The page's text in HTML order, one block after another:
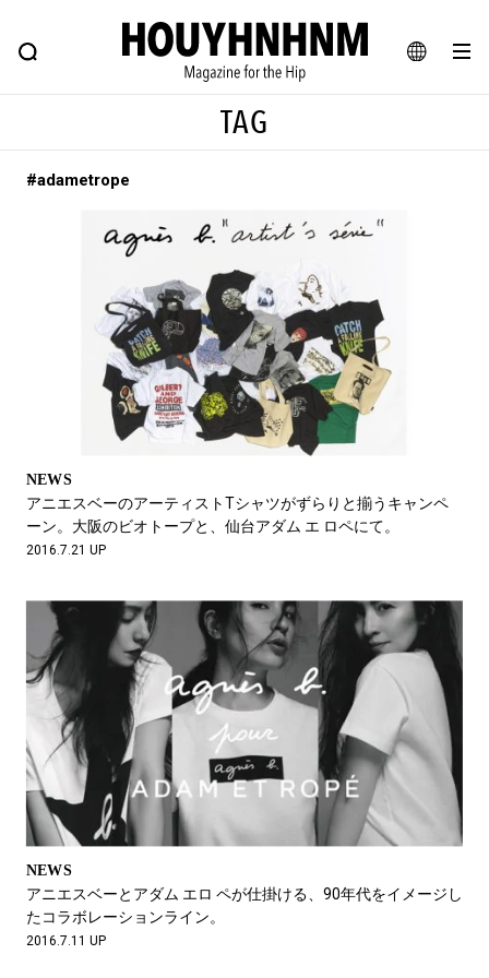
JA
FEATURE BLOG SNAP
ヒップなファッション、カルチャー、ライフスタイルWEBマガジン
#SHOPPING ADDICT #憧れの逸品
#ESSENTIAL DESIGNS #古着サミット
#NEW VINTAGE #マイナーグッド図鑑
#路地裏てぃーん。 #MONTHLY JOURNAL
#GH 銘品の所以 #フイナムのYouTube
#Commune H #FOCUS IT #AH.H
#MUSIC
#LIFESTYLE
#SPORTS #HANDSOME HANDBOOK
TAG
#adametrope
NEWS
アニエスベーのアーティストTシャツがずらりと揃うキャンペ
ーン。大阪のビオトープと、仙台アダム エ ロペにて。
2016.7.21 UP
NEWS
アニエスベーとアダム エロ ペが仕掛ける、90年代をイメージし
たコラボレーションライン。
2016.7.11 UP